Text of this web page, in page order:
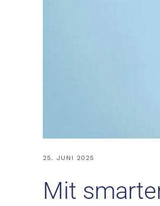
25. JUNI 2025
Mit